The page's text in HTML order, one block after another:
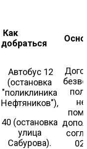
Как
добраться
Автобус 12
(остановка
"поликлиника
Нефтяников"),
40 (остановка
улица
Сабурова).